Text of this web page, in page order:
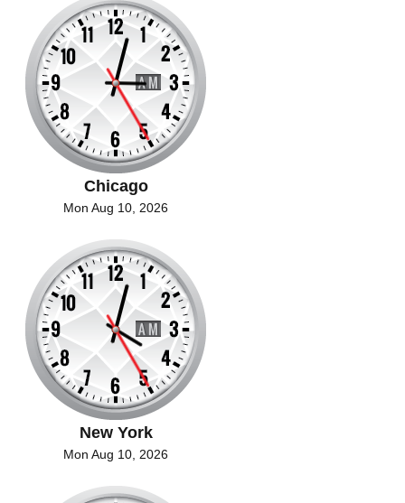
Chicago
Mon Aug 10, 2026
New York
Mon Aug 10, 2026